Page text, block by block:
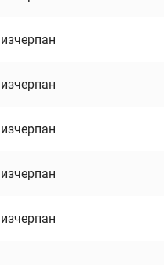
изчерпан
изчерпан
изчерпан
изчерпан
изчерпан